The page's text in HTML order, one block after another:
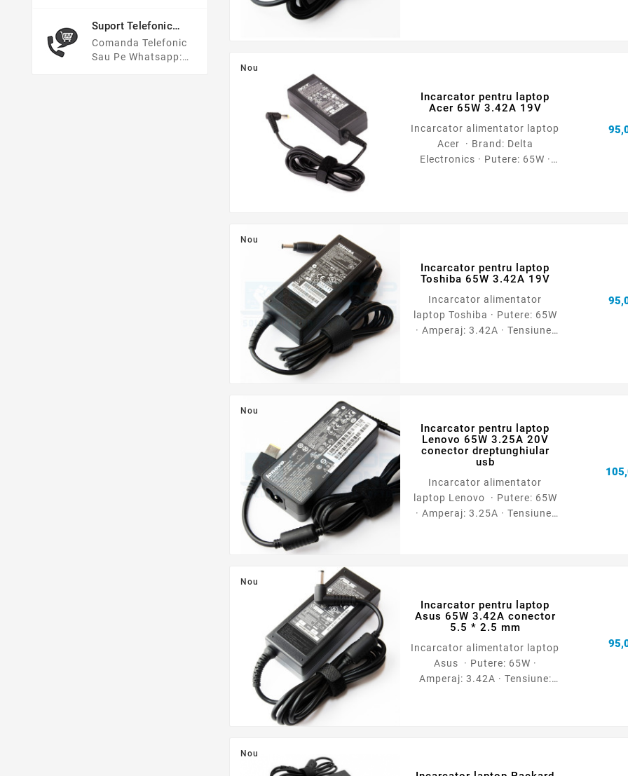
Cont In Maxim 14
Zile.
Suport Telefonic
09:00 - 17:00
Comanda Telefonic
Sau Pe Whatsapp:
Nou
Incarcator pentru laptop
Acer 65W 3.42A 19V
Incarcator alimentator laptop
Acer · Brand: Delta
Electronics · Putere: 65W ·
Nou
Incarcator pentru laptop
Toshiba 65W 3.42A 19V
Incarcator alimentator
laptop Toshiba · Putere: 65W
· Amperaj: 3.42A · Tensiune:
Nou
Incarcator pentru laptop
Lenovo 65W 3.25A 20V
conector dreptunghiular
usb
Incarcator alimentator
laptop Lenovo · Putere: 65W
· Amperaj: 3.25A · Tensiune:
Nou
Incarcator pentru laptop
Asus 65W 3.42A conector
5.5 * 2.5 mm
Incarcator alimentator laptop
Asus · Putere: 65W ·
Amperaj: 3.42A · Tensiune:
Nou